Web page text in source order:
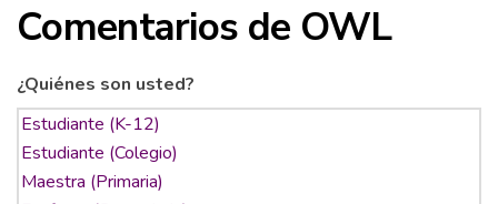
Comentarios de OWL
¿Quiénes son usted?